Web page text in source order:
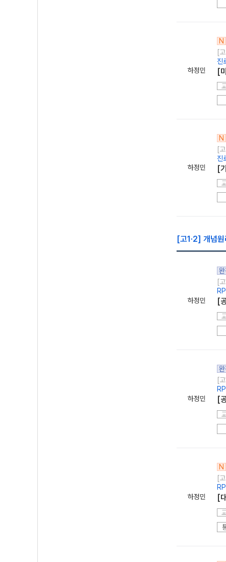
하정민
N
[
진
[
하정민
N
[
진
[
[고1·2] 개념
하정민
[
[
하정민
[
[
하정민
N
[
[